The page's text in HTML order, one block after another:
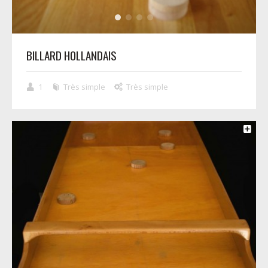
BILLARD HOLLANDAIS
1 Très simple Très simple